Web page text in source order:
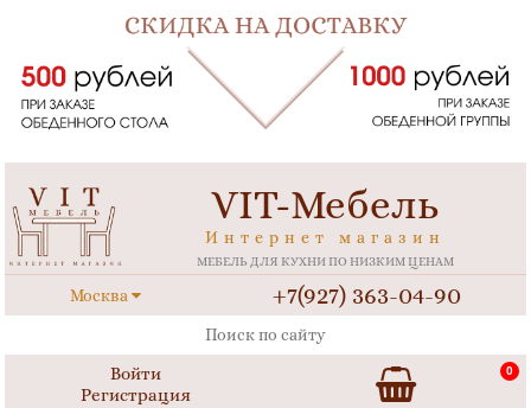
VIT-Мебель
Интернет магазин
МЕБЕЛЬ ДЛЯ КУХНИ ПО НИЗКИМ ЦЕНАМ
Москва +7(927) 363-04-90
Войти
Регистрация
0